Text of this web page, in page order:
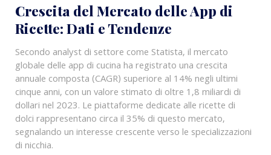
Crescita del Mercato delle App di
Ricette: Dati e Tendenze
Secondo analyst di settore come Statista, il mercato
globale delle app di cucina ha registrato una crescita
annuale composta (CAGR) superiore al 14% negli ultimi
cinque anni, con un valore stimato di oltre 1,8 miliardi di
dollari nel 2023. Le piattaforme dedicate alle ricette di
dolci rappresentano circa il 35% di questo mercato,
segnalando un interesse crescente verso le specializzazioni
di nicchia.